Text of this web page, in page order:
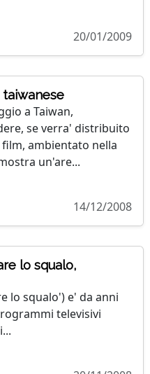
20/01/2009
taiwanese
a Taiwan,
se verra' distribuito
film, ambientato nella
un'are...
14/12/2008
lo squalo,
lo squalo') e' da anni
televisivi